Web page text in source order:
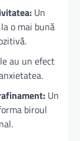
Un
o mai bună
au un efect
Un
biroul